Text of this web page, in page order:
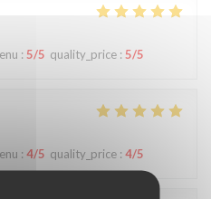
: 5/5 quality_price : 5/5
: 4/5 quality_price : 4/5